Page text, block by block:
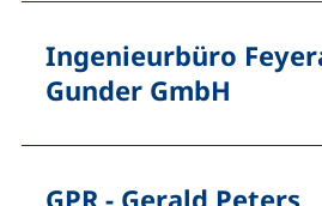
Ingenieurbüro
Gunder GmbH
GPR - Gerald Peters